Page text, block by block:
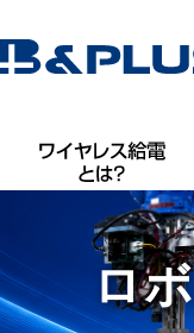
ロ